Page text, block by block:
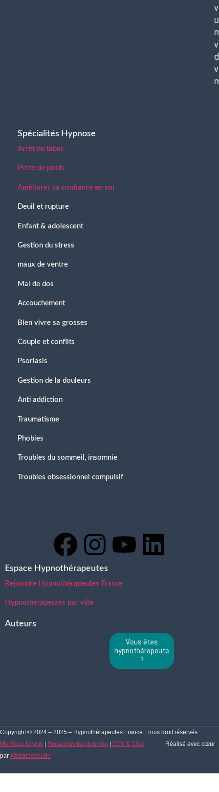
Spécialités Hypnose
Arrêt du tabac
Perte de poids
Améliorer sa confiance en soi
Deuil et rupture
Enfant & adolescent
Gestion du stress
maux de ventre
Mal de dos
Accouchement
Bien vivre sa grosses
Couple et conflits
Psoriasis
Gestion de la douleurs
Anti addiction
Traumatisme
Phobies
Troubles du sommeil, insomnie
Troubles obsessionnel compulsif
Espace Hypnothérapeutes
Rejoindre Hypnothérapeutes France
Hypnothérapeutes par ville
Auteurs
Vous êtes
hypnothérapeute
?
Copyright © 2024 – 2025 – Hypnothérapeutes France . Tous droit réservés
Mentions légales Protection des données CGV & CGU
Réalisé avec cœur
par WebtribeStudio